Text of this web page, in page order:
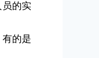
的实
的是